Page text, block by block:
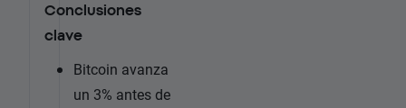
Conclusiones
clave
Bitcoin avanza
un 3% antes de